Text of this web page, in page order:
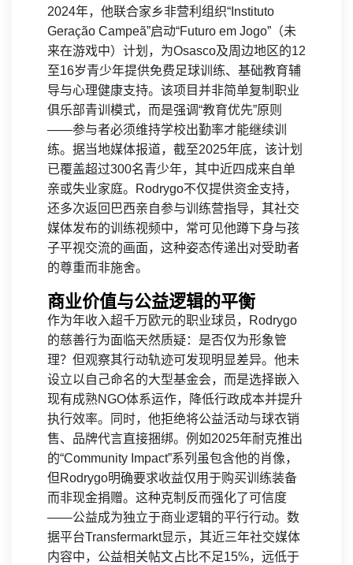
2024年，他联合家乡非营利组织“Instituto
Geração Campeã”启动“Futuro em Jogo”（未
来在游戏中）计划，为Osasco及周边地区的12
至16岁青少年提供免费足球训练、基础教育辅
导与心理健康支持。该项目并非简单复制职业
俱乐部青训模式，而是强调“教育优先”原则
——参与者必须维持学校出勤率才能继续训
练。据当地媒体报道，截至2025年底，该计划
已覆盖超过300名青少年，其中近四成来自单
亲或失业家庭。Rodrygo不仅提供资金支持，
还多次返回巴西亲自参与训练营指导，其社交
媒体发布的训练视频中，常可见他蹲下身与孩
子平视交流的画面，这种姿态传递出对受助者
的尊重而非施舍。
商业价值与公益逻辑的平衡
作为年收入超千万欧元的职业球员，Rodrygo
的慈善行为面临天然质疑：是否仅为形象管
理？但观察其行动轨迹可发现明显差异。他未
设立以自己命名的大型基金会，而是选择嵌入
现有成熟NGO体系运作，降低行政成本并提升
执行效率。同时，他拒绝将公益活动与球衣销
售、品牌代言直接捆绑。例如2025年耐克推出
的“Community Impact”系列虽包含他的肖像，
但Rodrygo明确要求收益仅用于购买训练装备
而非现金捐赠。这种克制反而强化了可信度
——公益成为独立于商业逻辑的平行行动。数
据平台Transfermarkt显示，其近三年社交媒体
内容中，公益相关帖文占比不足15%，远低于